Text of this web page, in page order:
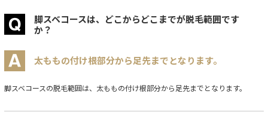
脚スベコースは、どこからどこまでが脱毛範囲です
か？
太ももの付け根部分から足先までとなります。
脚スベコースの脱毛範囲は、太ももの付け根部分から足先までとなります。